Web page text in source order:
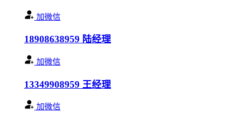
加微信
18908638959 陆经理
加微信
13349908959 王经理
加微信